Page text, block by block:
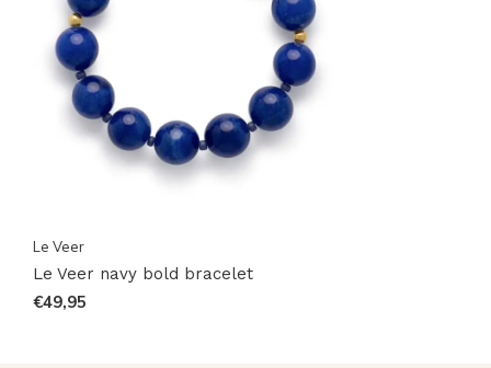
Le Veer
Le Veer navy bold bracelet
€49,95